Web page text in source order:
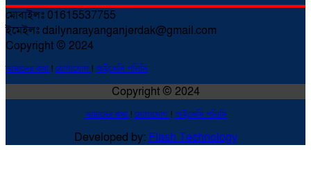
মোবাইলঃ 01615537755
ইমেইলঃ dailynarayanganjerdak@gmail.com
Copyright © 2024
আমাদের কথা! যোগাযোগ ! প্রাইভেসি পলিসি
Copyright © 2024
আমাদের কথা! যোগাযোগ ! প্রাইভেসি পলিসি
Developed by: Flash Technology